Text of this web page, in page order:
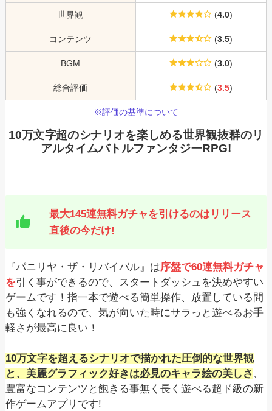
世界観 (4.0)
コンテンツ (3.5)
BGM (3.0)
総合評価 (3.5)
※評価の基準について
10万文字超のシナリオを楽しめる世界観抜群のリ
アルタイムバトルファンタジーRPG!
最大145連無料ガチャを引けるのはリリース
直後の今だけ!
『パニリヤ・ザ・リバイバル』は序盤で60連無料ガチャ
を引く事ができるので、スタートダッシュを決めやすい
ゲームです！指一本で遊べる簡単操作、放置している間
も強くなれるので、気が向いた時にサラっと遊べるお手
軽さが最高に良い！
10万文字を超えるシナリオで描かれた圧倒的な世界観
と、美麗グラフィック好きは必見のキャラ絵の美しさ 、
豊富なコンテンツと飽きる事無く長く遊べる超ド級の新
作ゲームアプリです!